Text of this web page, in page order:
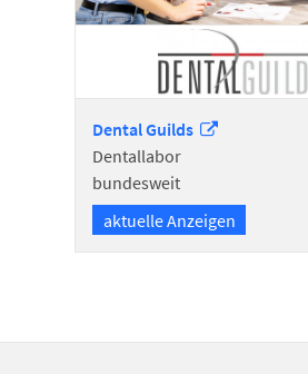
DentalGuilds
Dentallabor
bundesweit
aktuelle Anzeigen